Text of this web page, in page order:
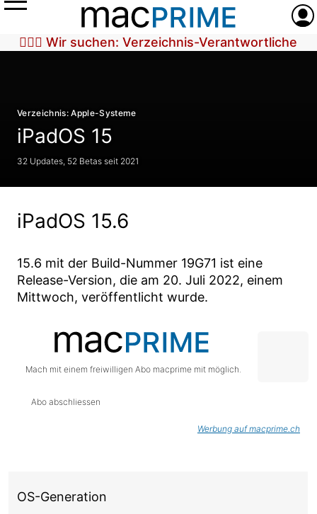
Menü
🕵🏼‍♀️ Wir suchen: Verzeichnis-Verantwortliche
Verzeichnis: Apple-Systeme
iPadOS 15
32 Updates, 52 Betas seit 2021
iPadOS 15.6
15.6 mit der Build-Nummer 19G71 ist eine
Release-Version, die am 20. Juli 2022, einem
Mittwoch, veröffentlicht wurde.
Mach mit einem freiwilligen Abo macprime mit möglich.
Abo abschliessen
Werbung auf macprime.ch
OS-Generation